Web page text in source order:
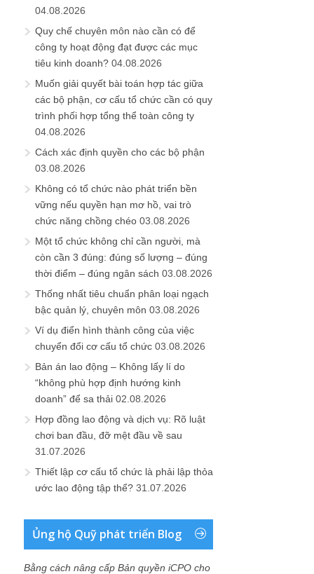
04.08.2026
Quy chế chuyên môn nào cần có để
công ty hoạt động đạt được các mục
tiêu kinh doanh? 04.08.2026
Muốn giải quyết bài toán hợp tác giữa
các bộ phận, cơ cấu tổ chức cần có quy
trình phối hợp tổng thể toàn công ty
04.08.2026
Cách xác định quyền cho các bộ phận
03.08.2026
Không có tổ chức nào phát triển bền
vững nếu quyền hạn mơ hồ, vai trò
chức năng chồng chéo 03.08.2026
Một tổ chức không chỉ cần người, mà
còn cần 3 đúng: đúng số lượng – đúng
thời điểm – đúng ngân sách 03.08.2026
Thống nhất tiêu chuẩn phân loại ngạch
bậc quản lý, chuyên môn 03.08.2026
Ví dụ điển hình thành công của việc
chuyển đổi cơ cấu tổ chức 03.08.2026
Bản án lao động – Không lấy lí do
“không phù hợp định hướng kinh
doanh” để sa thải 02.08.2026
Hợp đồng lao động và dịch vụ: Rõ luật
chơi ban đầu, đỡ mệt đầu về sau
31.07.2026
Thiết lập cơ cấu tổ chức là phải lập thỏa
ước lao động tập thể? 31.07.2026
Ủng hộ Quỹ phát triển Blog
Bằng cách nâng cấp Bản quyền iCPO cho